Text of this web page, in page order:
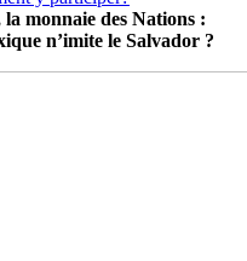
monnaie des Nations :
n’imite le Salvador ?